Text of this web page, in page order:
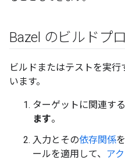
Bazel のビルドプ
ビルドまたはテストを実
います。
ターゲットに関連する
ます。
入力とその依存関係を
ールを適用して、 ア